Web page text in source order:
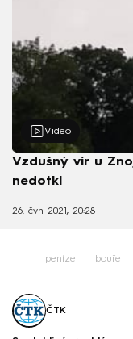
Video
Vzdušný vír u
nedotkl
26. čvn 2021, 20:28
peníze bouře
ČTK